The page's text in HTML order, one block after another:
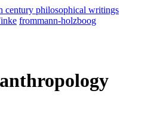
century philosophical writings
frommann-holzboog